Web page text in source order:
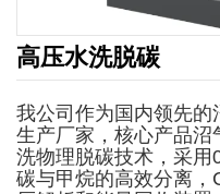
高压水洗脱碳
我公司作为国内领先
生产厂家，核心产品
洗物理脱碳技术，采
碳与甲烷的高效分离，